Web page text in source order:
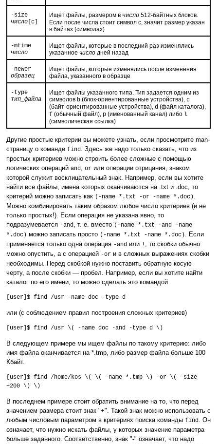
-size
число [c]
Ищет файлы, размером в число 512-байтных блоков.
Если после числа стоит символ c, значит размер указан
в байтах (символах)
-mtime
число
Ищет файлы, которые в последний раз изменялись
указанное число дней назад
-newer
образец
Ищет файлы, которые изменялись после изменения
файла, указанного в образце
-type
тип_файла
Ищет файлы указанного типа. Тип задается одним из
символов b (блок-ориентированные устройства), c
(байт-ориентированные устройства), d (файл каталога),
f (обычный файл), p (именованный канал) либо l
(символическая ссылка)
Другие простые критерии вы можете узнать, если просмотрите man-
страницу о команде find. Здесь же надо только сказать, что из
простых критериев можно строить более сложные с помощью
логических операций and, or или операции отрицания, знаком
которой служит восклицательный знак. Например, если вы хотите
найти все файлы, имена которых оканчиваются на .txt и .doc, то
критерий можно записать как (-name *.txt -or -name *.doc).
Можно комбинировать таким образом любое число критериев (и не
только простых!). Если операция не указана явно, то
подразумевается -and, т. е. вместо (-name *.txt -and -name
*.doc) можно записать просто (-name *.txt -name *.doc). Если
применяется только одна операция -and или ! , то скобки обычно
можно опустить, а с операцией -or и в сложных выражениях скобки
необходимы. Перед скобкой нужно поставить обратную косую
черту, а после скобки — пробел. Например, если вы хотите найти
каталог по его имени, то можно сделать это командой
[user]$ find /usr -name doc -type d
или (с соблюдением правил построения сложных критериев)
[user]$ find /usr \( -name doc -and -type d \)
В следующем примере мы ищем файлы по такому критерию: либо
имя файла оканчивается на *.tmp, либо размер файла больше 100
Кбайт.
[user]$ find /home/kos \( \( -name *.tmp \) -or \( -size
+200 \) \)
В последнем примере стоит обратить внимание на то, что перед
значением размера стоит знак "+". Такой знак можно использовать с
любым числовым параметром в критериях поиска команды find. Он
означает, что нужно искать файлы, у которых значение параметра
больше заданного. Соответственно, знак "-" означает, что надо